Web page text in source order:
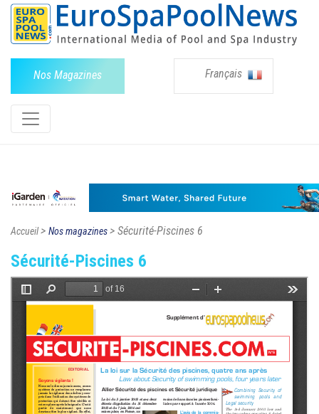
Nos Magazines Français
Accueil> Nos magazines> Sécurité-Piscines 6
Sécurité-Piscines 6